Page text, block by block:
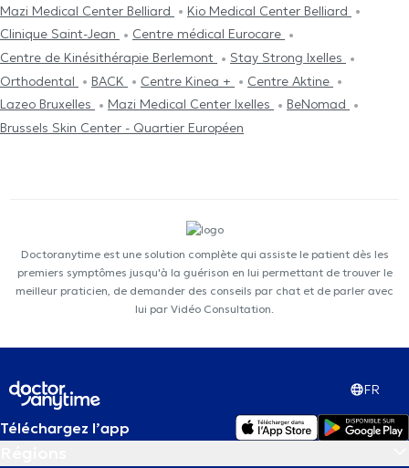
Mazi Medical Center Belliard
Kio Medical Center Belliard
Clinique Saint-Jean
Centre médical Eurocare
Centre de Kinésithérapie Berlemont
Stay Strong Ixelles
Orthodental
BACK Centre Kinea +
Centre Aktine
Lazeo Bruxelles
Mazi Medical Center Ixelles
BeNomad
Brussels Skin Center - Quartier Européen
Doctoranytime est une solution complète qui assiste le patient dès les
premiers symptômes jusqu'à la guérison en lui permettant de trouver le
meilleur praticien, de demander des conseils par chat et de parler avec
lui par Vidéo Consultation.
FR
Téléchargez l’app